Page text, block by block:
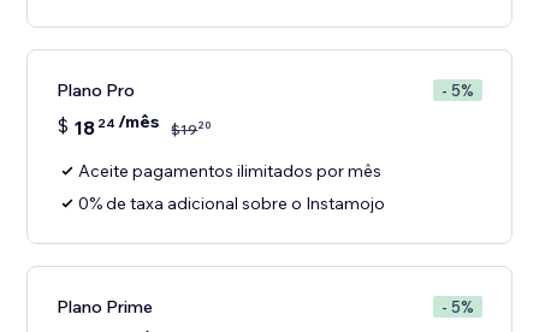
Plano Pro - 5%
$ 18 24 /mês $1920
Aceite pagamentos ilimitados por mês
0% de taxa adicional sobre o Instamojo
Plano Prime - 5%